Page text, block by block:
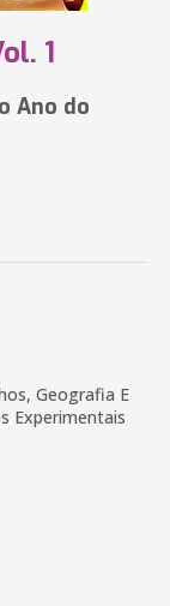
1
Ano do
Geografia E
Experimentais